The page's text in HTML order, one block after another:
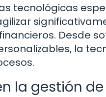
tecnológicas
Desde
la
la gestión